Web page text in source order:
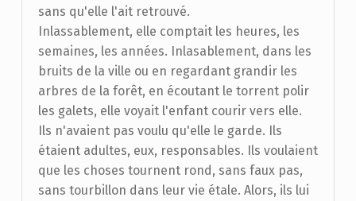
sans qu'elle l'ait retrouvé.
Inlassablement, elle comptait les heures, les
semaines, les années. Inlasablement, dans les
bruits de la ville ou en regardant grandir les
arbres de la forêt, en écoutant le torrent polir
les galets, elle voyait l'enfant courir vers elle.
Ils n'avaient pas voulu qu'elle le garde. Ils
étaient adultes, eux, responsables. Ils voulaient
que les choses tournent rond, sans faux pas,
sans tourbillon dans leur vie étale. Alors, ils lui